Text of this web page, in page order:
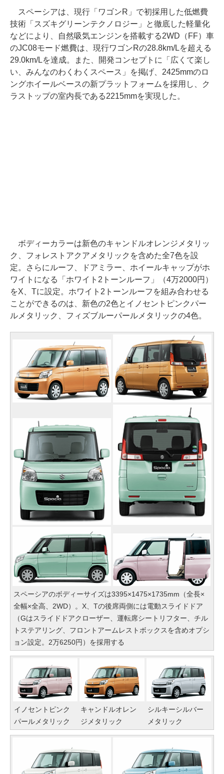
スペーシアは、現行「ワゴンR」で初採用した低燃費
技術「スズキグリーンテクノロジー」と徹底した軽量化
などにより、自然吸気エンジンを搭載する2WD（FF）車
のJC08モード燃費は、現行ワゴンRの28.8km/Lを超える
29.0km/Lを達成。また、開発コンセプトに「広くて楽し
い、みんなのわくわくスペース」を掲げ、2425mmのロ
ングホイールベースの新プラットフォームを採用し、ク
ラストップの室内長である2215mmを実現した。
ボディーカラーは新色のキャンドルオレンジメタリッ
ク、フォレストアクアメタリックを含めた全7色を設
定。さらにルーフ、ドアミラー、ホイールキャップがホ
ワイトになる「ホワイト2トーンルーフ」（4万2000円）
をX、Tに設定。ホワイト2トーンルーフを組み合わせる
ことができるのは、新色の2色とイノセントピンクパー
ルメタリック、フィズブルーパールメタリックの4色。
スペーシアのボディーサイズは3395×1475×1735mm（全長×
全幅×全高、2WD）。X、Tの後席両側には電動スライドドア
（Gはスライドドアクローザー、運転席シートリフター、チル
トステアリング、フロントアームレストボックスを含めオプシ
ョン設定。2万6250円）を採用する
イノセントピンク
パールメタリック
キャンドルオレン
ジメタリック
シルキーシルバー
メタリック